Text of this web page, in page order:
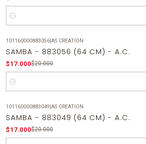
Cantidad
101160000883056|AS CREATION
SAMBA - 883056 (64 CM) - A.C.
$17.000$20.000
Cantidad
101160000883049|AS CREATION
SAMBA - 883049 (64 CM) - A.C.
$17.000$20.000